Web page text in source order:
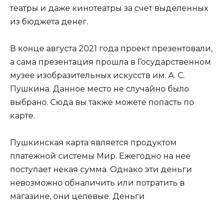
театры и даже кинотеатры за счет выделенных
из бюджета денег.
В конце августа 2021 года проект презентовали,
а сама презентация прошла в Государственном
музее изобразительных искусств им. А. С.
Пушкина. Данное место не случайно было
выбрано. Сюда вы также можете попасть по
карте.
Пушкинская карта является продуктом
платёжной системы Мир. Ежегодно на неё
поступает некая сумма. Однако эти деньги
невозможно обналичить или потратить в
магазине, они целевые. Деньги